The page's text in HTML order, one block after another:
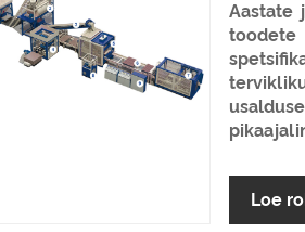
Aastate
Loe